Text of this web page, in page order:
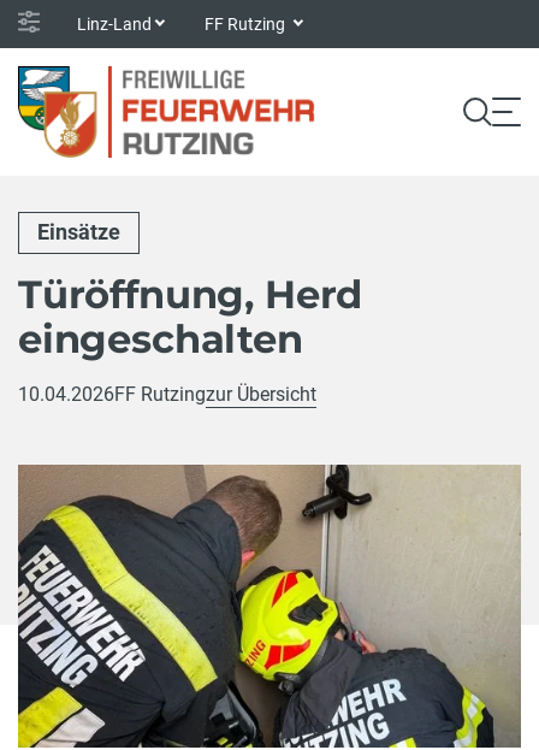
Linz-Land FF Rutzing
Einsätze
Türöffnung, Herd
eingeschalten
10.04.2026FF Rutzingzur Übersicht